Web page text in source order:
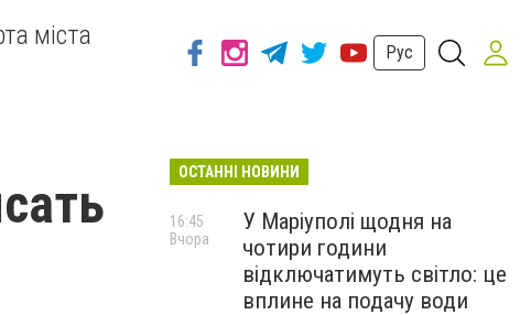
міста
Рус
ОСТАННІ НОВИНИ
У Маріуполі щодня на
чотири години
відключатимуть світло: це
вплине на подачу води
16:45
Вчора